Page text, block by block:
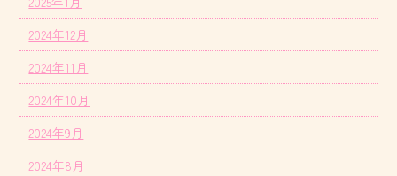
2024年12月
2024年11月
2024年10月
2024年9月
2024年8月